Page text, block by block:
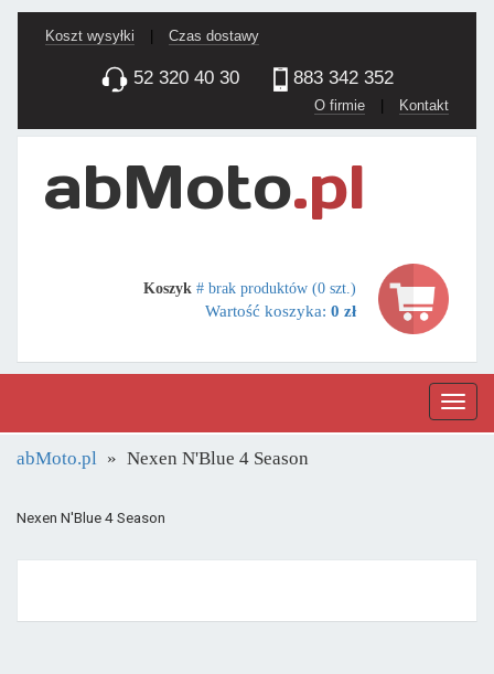
Koszt wysyłki Czas dostawy
52 320 40 30 883 342 352
O firmie | Kontakt
Koszyk # brak produktów (0 szt.)
Wartość koszyka: 0 zł
abMoto.pl Nexen N'Blue 4 Season
Nexen N'Blue 4 Season